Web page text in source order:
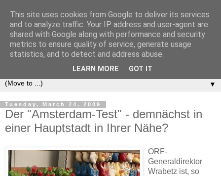
e-comm
Blog zum österreichischen und europäischen Recht der
elektronischen Kommunikationsnetze und -dienste
▼
Tuesday, March 24, 2009
Der "Amsterdam-Test" - demnächst in
einer Hauptstadt in Ihrer Nähe?
ORF-
Generaldirektor
Wrabetz ist, so
This site uses cookies from Google to deliver its services
and to analyze traffic. Your IP address and user-agent are
shared with Google along with performance and security
metrics to ensure quality of service, generate usage
statistics, and to detect and address abuse.
LEARN MORE GOT IT